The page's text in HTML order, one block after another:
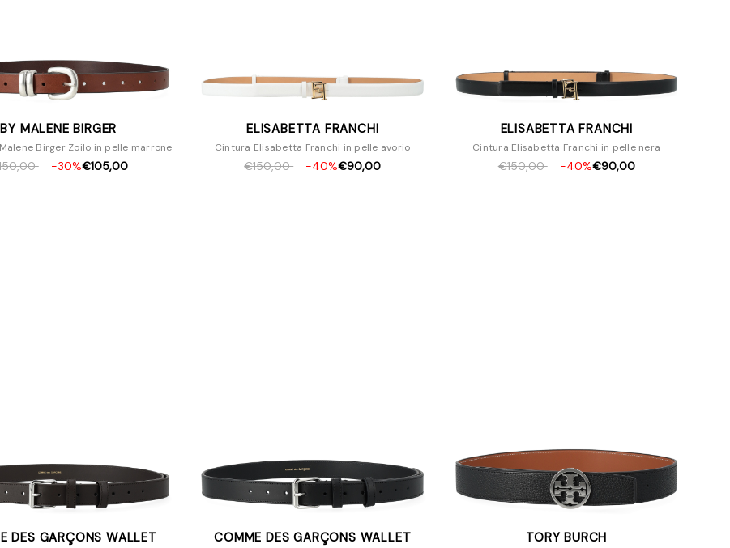
BY MALENE BIRGER
Birger Zoilo in pelle marrone
-30%€105,00
ELISABETTA FRANCHI
Cintura Elisabetta Franchi in pelle avorio
€150,00 -40%€90,00
ELISABETTA FRANCHI
Cintura Elisabetta Franchi in pelle nera
€150,00 -40%€90,00
DES GARÇONS WALLET COMME DES GARÇONS WALLET TORY BURCH